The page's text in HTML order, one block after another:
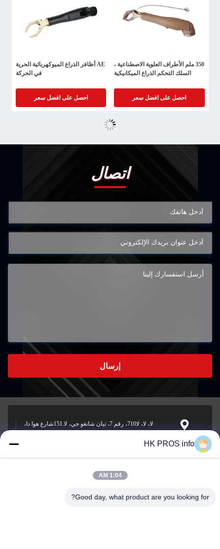
350 ملم الأطراف العلوية الاصطناعية ،
السلك التحكم الذراع الميكانيكية
احصل على افضل سعر
AE أظافر الذراع الميوكهربائية الحرية
في الحركة
احصل على افضل سعر
اتصال
إرسال
لا، لا، لا710، رقم 7، تيان شانغو جي، لا.151شارع هوا دا،
البريد
الإلكتروني
HK PROS info
1:04 AM
Good day, what product are you looking for?